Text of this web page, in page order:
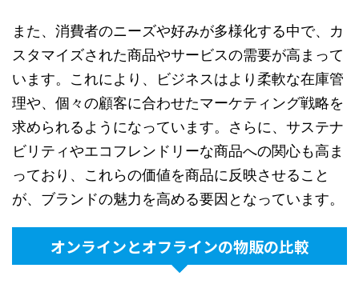
また、消費者のニーズや好みが多様化する中で、カ
スタマイズされた商品やサービスの需要が高まって
います。これにより、ビジネスはより柔軟な在庫管
理や、個々の顧客に合わせたマーケティング戦略を
求められるようになっています。さらに、サステナ
ビリティやエコフレンドリーな商品への関心も高ま
っており、これらの価値を商品に反映させること
が、ブランドの魅力を高める要因となっています。
オンラインとオフラインの物販の比較